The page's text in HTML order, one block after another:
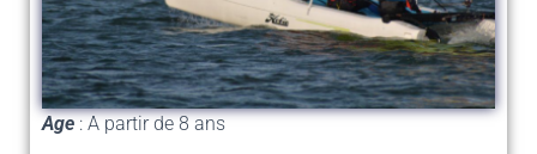
Age : A partir de 8 ans